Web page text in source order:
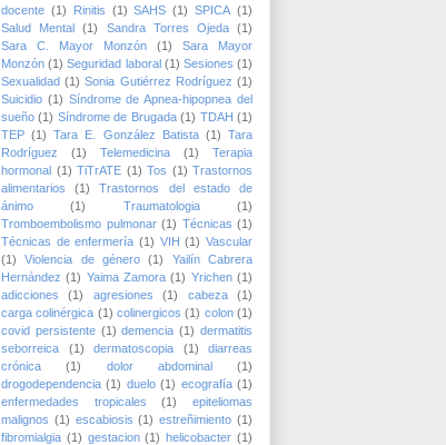
docente (1) Rinitis (1) SAHS (1) SPICA (1)
Salud Mental
(1) Sandra Torres Ojeda (1)
Sara C. Mayor Monzón
(1)
Sara Mayor
Monzón (1) Seguridad laboral (1) Sesiones (1)
Sexualidad (1) Sonia Gutiérrez Rodríguez (1)
Suicidio (1) Síndrome de Apnea-hipopnea del
sueño (1) Síndrome de Brugada (1) TDAH (1)
TEP (1) Tara E. González Batista (1) Tara
Rodríguez
(1) Telemedicina (1)
Terapia
hormonal (1) TiTrATE (1) Tos (1) Trastornos
alimentarios
(1)
Trastornos del estado de
ánimo
(1) Traumatologia
(1)
Tromboembolismo pulmonar (1) Técnicas (1)
Técnicas de enfermería (1) VIH (1) Vascular
(1)
Violencia de género (1)
Yailín Cabrera
Hernández (1) Yaima Zamora (1) Yrichen (1)
adicciones
(1) agresiones (1) cabeza
(1)
carga colinérgica (1) colinergicos (1) colon (1)
covid persistente (1) demencia (1) dermatitis
seborreica
(1) dermatoscopia (1)
diarreas
crónica
(1) dolor abdominal
(1)
drogodependencia (1) duelo (1) ecografía (1)
enfermedades tropicales
(1)
epiteliomas
malignos (1) escabiosis (1) estreñimiento (1)
fibromialgia (1) gestacion (1) helicobacter (1)